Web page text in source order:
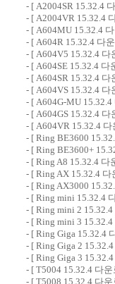
- [ A2004SR 15.32.4
- [ A2004VR 15.32.4
- [ A604MU 15.32.4
- [ A604R 15.32.4 다
- [ A604V5 15.32.4 다
- [ A604SE 15.32.4 다
- [ A604SR 15.32.4 다
- [ A604VS 15.32.4 다
- [ A604G-MU 15.32.4
- [ A604GS 15.32.4 다
- [ A604VR 15.32.4 다
- [ Ring BE3600
- [ Ring BE3600+
- [ Ring A8 15.32.4 다
- [ Ring AX 15.32.4 다
- [ Ring AX3000
- [ Ring mini 15.32.4
- [ Ring mini 2
- [ Ring mini 3
- [ Ring Giga 15.32.4
- [ Ring Giga 2
- [ Ring Giga 3
- [ T5004 15.32.4 다운
- [ T5008 15.32.4 다운